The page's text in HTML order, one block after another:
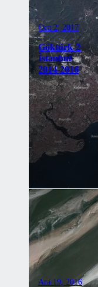
Oca 2, 2017
Göktürk-2
İstanbul
2014-2016
Ara 19, 2016